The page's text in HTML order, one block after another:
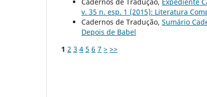
v. 35 n. esp. 1 (2015): Literatura
Cadernos de Tradução, Sumário
Depois de Babel
1 2 3 4 5 6 7 > >>